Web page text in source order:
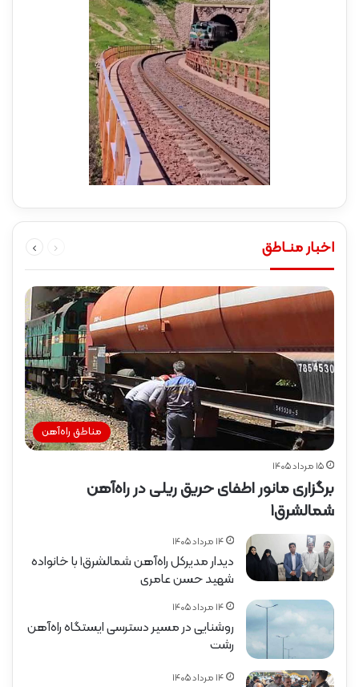
اخبار منـاطق
صفحه
مناطق راه‌آهن
۱۵ مرداد ۱۴۰۵
برگزاری مانور اطفای حریق ریلی در راه‌آهن
شمالشرق۱
۱۴ مرداد ۱۴۰۵
دیدار مدیرکل راه‌آهن شمالشرق۱ با خانواده
شهید حسن عامری
۱۴ مرداد ۱۴۰۵
روشنایی در مسیر دسترسی ایستگاه راه‌آهن
رشت
۱۴ مرداد ۱۴۰۵